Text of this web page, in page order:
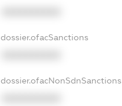
dossier.ofacSanctions
dossier.ofacNonSdnSanctions